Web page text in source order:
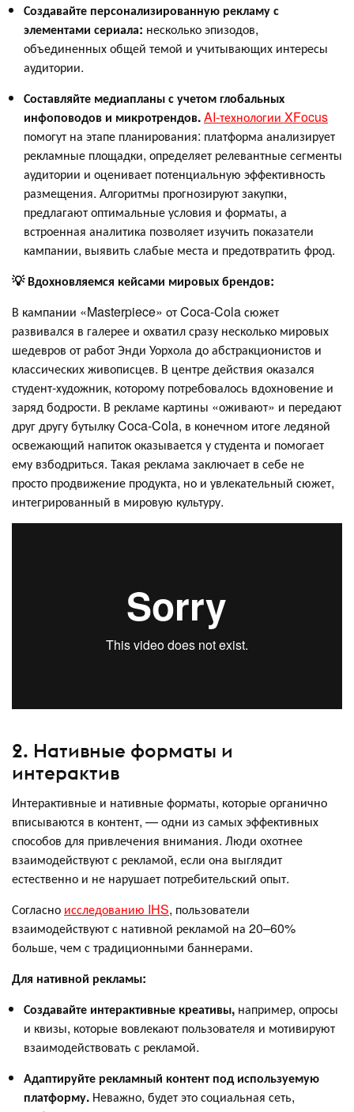
Создавайте персонализированную рекламу с
элементами сериала: несколько эпизодов,
объединенных общей темой и учитывающих интересы
аудитории.
Составляйте медиапланы с учетом глобальных
инфоповодов и микротрендов.AI-технологии XFocus
помогут на этапе планирования: платформа анализирует
рекламные площадки, определяет релевантные сегменты
аудитории и оценивает потенциальную эффективность
размещения. Алгоритмы прогнозируют закупки,
предлагают оптимальные условия и форматы, а
встроенная аналитика позволяет изучить показатели
кампании, выявить слабые места и предотвратить фрод.
💡 Вдохновляемся кейсами мировых брендов:
В кампании «Masterpiece» от Coca-Cola сюжет
развивался в галерее и охватил сразу несколько мировых
шедевров от работ Энди Уорхола до абстракционистов и
классических живописцев. В центре действия оказался
студент-художник, которому потребовалось вдохновение и
заряд бодрости. В рекламе картины «оживают» и передают
друг другу бутылку Coca-Cola, в конечном итоге ледяной
освежающий напиток оказывается у студента и помогает
ему взбодриться. Такая реклама заключает в себе не
просто продвижение продукта, но и увлекательный сюжет,
интегрированный в мировую культуру.
2. Нативные форматы и
интерактив
Интерактивные и нативные форматы, которые органично
вписываются в контент, — одни из самых эффективных
способов для привлечения внимания. Люди охотнее
взаимодействуют с рекламой, если она выглядит
естественно и не нарушает потребительский опыт.
Согласно исследованию IHS, пользователи
взаимодействуют с нативной рекламой на 20–60%
больше, чем с традиционными баннерами.
Для нативной рекламы:
Создавайте интерактивные креативы, например, опросы
и квизы, которые вовлекают пользователя и мотивируют
взаимодействовать с рекламой.
Адаптируйте рекламный контент под используемую
платформу. Неважно, будет это социальная сеть,